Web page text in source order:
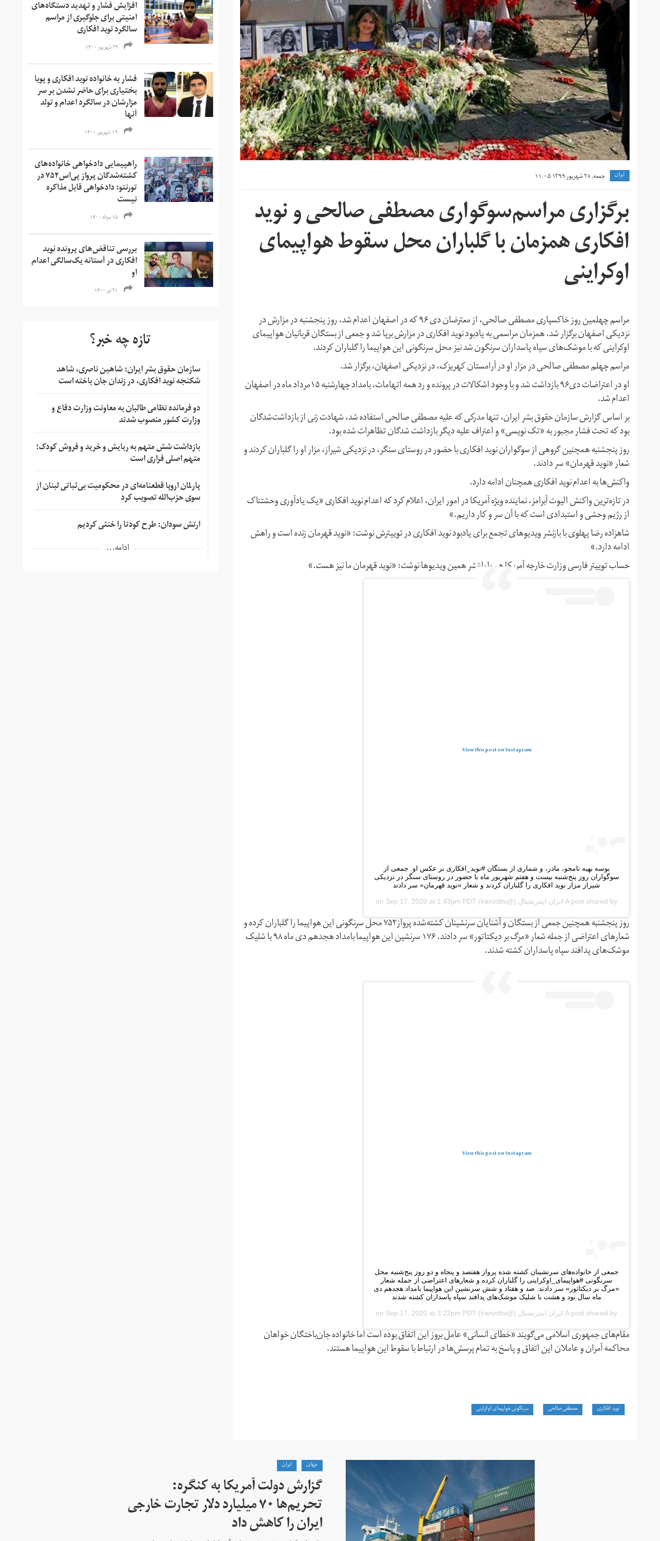
ايران جمعه, ۲۸ شهریور ۱۳۹۹ ۱۱:۰۵
برگزاری مراسم‌سوگواری مصطفی صالحی و نوید
افکاری همزمان با گلباران محل سقوط هواپیمای
اوکراینی
مراسم چهلمین روز خاکسپاری مصطفی صالحی، از معترضان دی ۹۶ که در اصفهان اعدام شد، روز پنجشنبه در مزارش در
نزدیکی اصفهان برگزار شد. همزمان مراسمی به یادبود نوید افکاری در مزارش برپا شد و جمعی از بستگان قربانیان هواپیمای
اوکراینی که با موشک‌های سپاه پاسداران سرنگون شد نیز محل سرنگونی این هواپیما را گلباران کردند.
مراسم چهلم مصطفی صالحی در مزار او در آرامستان کهریزک، در نزدیکی اصفهان، برگزار شد.
او در اعتراضات دی۹۶ بازداشت شد و با وجود اشکالات در پرونده و رد همه اتهامات، بامداد چهارشنبه ۱۵مرداد ماه در اصفهان
اعدام شد.
بر اساس گزارش سازمان حقوق بشر ایران، تنها مدرکی که علیه مصطفی صالحی استفاده شد، شهادت زنی از بازداشت‌شدگان
بود که تحت فشار مجبور به «تک نویسی» و اعتراف علیه دیگر بازداشت شدگان تظاهرات شده بود.
روز پنجشنبه همچنین گروهی از سوگواران نوید افکاری با حضور در روستای سنگر، در نزدیکی شیراز، مزار او را گلباران کردند و
شعار «نوید قهرمان» سر دادند.
واکنش‌ها به اعدام نوید افکاری همچنان ادامه دارد.
در تازه‌ترین واکنش الیوت آبرامز، نماینده ویژه آمریکا در امور ایران، اعلام کرد که اعدام نوید افکاری «یک یادآوری وحشتناک
از رژیم وحشی و استبدادی است که با آن سر و کار داریم.»
شاهزاده رضا پهلوی با بازنشر ویدیوهای تجمع برای یادبود نوید افکاری در توییترش نوشت: «نوید قهرمان زنده است و راهش
ادامه دارد.»
حساب توییتر فارسی وزارت خارجه آمریکا هم با بازنشر همین ویدیوها نوشت: «نوید قهرمان ما نیز هست.»
View this post on Instagram
بوسه بهیه نامجو، مادر، و شماری از بستگان #نوید_افکاری بر عکس او. جمعی از
سوگواران روز پنج‌شنبه بیست و هفتم شهریور ماه با حضور در روستای سنگر در نزدیکی
شیراز مزار نوید افکاری را گلباران کردند و شعار «نوید قهرمان» سر دادند
A post shared by ایران اینترنشنال (@iranintltv‏) on
Sep 17, 2020 at 1:43pm PDT
روز پنجشنبه همچنین جمعی از بستگان و آشنایان سرنشینان کشته‌شده پرواز۷۵۲ محل سرنگونی این هواپیما را گلباران کرده و
شعارهای اعتراضی از جمله شعار «مرگ بر دیکتاتور» سر دادند. ۱۷۶ سرنشین این هواپیما بامداد هجدهم دی ماه ۹۸ با شلیک
موشک‌های پدافند سپاه پاسداران کشته شدند.
View this post on Instagram
جمعی از خانواده‌های سرنشینان کشته شده پرواز هفتصد و پنجاه و دو روز پنج‌شنبه محل
سرنگونی #هواپیمای_اوکراینی را گلباران کرده و شعارهای اعتراضی از جمله شعار
«مرگ بر دیکتاتور» سر دادند. صد و هفتاد و شش سرنشین این هواپیما بامداد هجدهم دی
ماه سال نود و هشت با شلیک موشک‌های پدافند سپاه پاسداران کشته شدند
A post shared by ایران اینترنشنال (@iranintltv‏) on
Sep 17, 2020 at 3:22pm PDT
مقام‌های جمهوری اسلامی می‌گویند «‌خطای انسانی» عامل بروز این اتفاق بوده است اما خانواده جان‌باختگان خواهان
محاکمه آمران و عاملان این اتفاق و پاسخ به تمام پرسش‌ها در ارتباط با سقوط این هواپیما هستند.
نوید افکاری مصطفی صالحی سرنگونی هواپیمای اوکراینی
افزایش فشار و تهدید دستگاه‌های
امنیتی برای جلوگیری از مراسم
سالگرد نوید افکاری
۲۲ شهریور ۱۴۰۰
فشار به خانواده نوید افکاری و پویا
بختیاری برای حاضر نشدن بر سر
مزارشان در سالگرد اعدام و تولد
آنها
۱۹ شهریور ۱۴۰۰
راهپیمایی دادخواهی خانواده‌های
کشته‌شدگان پرواز پی‌اس۷۵۲ در
تورنتو: دادخواهی قابل مذاکره
نیست
۱۵ مرداد ۱۴۰۰
بررسی تناقض‌های پرونده نوید
افکاری در آستانه یک‌سالگی اعدام
او
۲۱ تیر ۱۴۰۰
تازه چه خبر؟
سازمان حقوق بشر ایران: شاهین ناصری، شاهد
شکنجه نوید افکاری، در زندان جان باخته است
دو فرمانده نظامی طالبان به معاونت وزارت دفاع و
وزارت کشور منصوب شدند
بازداشت شش متهم به ربایش و خرید و فروش کودک؛
متهم اصلی فراری است
پارلمان اروپا قطعنامه‌ای در محکومیت بی‌ثباتی لبنان از
سوی حزب‌الله تصویب کرد
ارتش سودان: طرح کودتا را خنثی کردیم
ادامه...
جهان ايران
گزارش دولت آمریکا به کنگره:
تحریم‌ها ۷۰ میلیارد دلار تجارت خارجی
ایران را کاهش داد